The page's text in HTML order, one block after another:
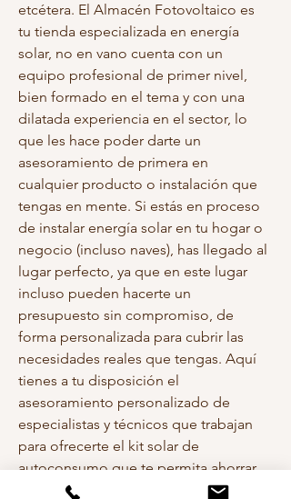
etcétera. El Almacén Fotovoltaico es
tu tienda especializada en energía
solar, no en vano cuenta con un
equipo profesional de primer nivel,
bien formado en el tema y con una
dilatada experiencia en el sector, lo
que les hace poder darte un
asesoramiento de primera en
cualquier producto o instalación que
tengas en mente. Si estás en proceso
de instalar energía solar en tu hogar o
negocio (incluso naves), has llegado al
lugar perfecto, ya que en este lugar
incluso pueden hacerte un
presupuesto sin compromiso, de
forma personalizada para cubrir las
necesidades reales que tengas. Aquí
tienes a tu disposición el
asesoramiento personalizado de
especialistas y técnicos que trabajan
para ofrecerte el kit solar de
autoconsumo que te permita ahorrar
más. Y es que en estos tiempos de